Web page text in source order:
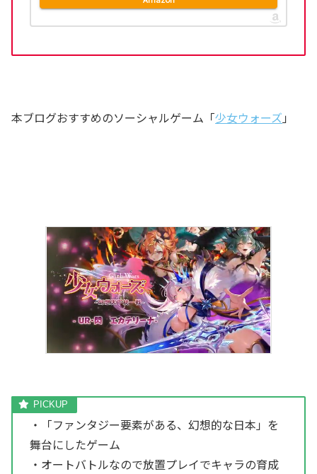
本ブログおすすめのソーシャルゲーム「少女ウォーズ 」
・「ファンタジー要素がある、幻想的な日本」を
舞台にしたゲーム
・オートバトルなので放置プレイでキャラの育成